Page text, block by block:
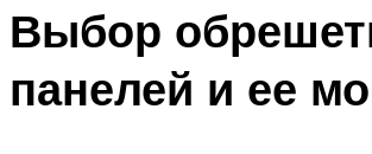
Выбор
панелей и ее